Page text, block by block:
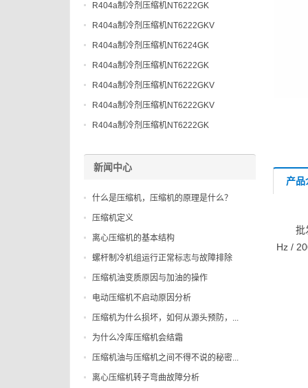
产品
批
Hz /
R404a制冷剂压缩机NT6222GK
R404a制冷剂压缩机NT6222GKV
R404a制冷剂压缩机NT6224GK
R404a制冷剂压缩机NT6222GK
R404a制冷剂压缩机NT6222GKV
R404a制冷剂压缩机NT6222GKV
R404a制冷剂压缩机NT6222GK
新闻中心
什么是压缩机，压缩机的原理是什么？
压缩机定义
离心压缩机的基本结构
螺杆制冷机组运行正常标志与故障排除
压缩机油变质原因与加油的操作
电动压缩机不启动原因分析
压缩机为什么损坏，如何从源头预防，...
为什么冷库压缩机会结霜
压缩机油与压缩机之间不得不说的秘密...
离心压缩机转子弯曲故障分析